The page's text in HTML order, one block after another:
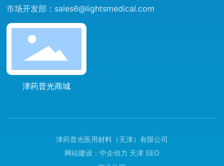
市场开发部： sales6@lightsmedical.com
津药普光商城
津药普光医用材料（天津）有限公司
网站建设： 中企动力 天津 SEO